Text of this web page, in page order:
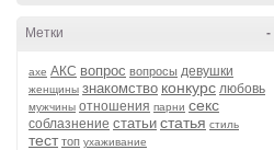
-
Метки
axe АКС вопрос вопросы девушки
женщины знакомство конкурс любовь
мужчины отношения парни секс
соблазнение статьи статья стиль
тест топ ухаживание